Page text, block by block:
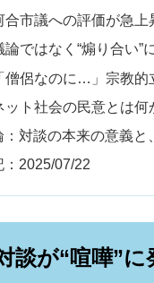
合市議への評価が急上
論ではなく“煽り合い
僧侶なのに…」宗教的
ット社会の民意とは何
：対談の本来の意義と
：2025/07/22
談が“喧嘩”に